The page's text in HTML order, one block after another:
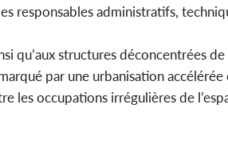
responsables administratifs,
qu’aux structures déconcentrées
par une urbanisation
occupations irrégulières de